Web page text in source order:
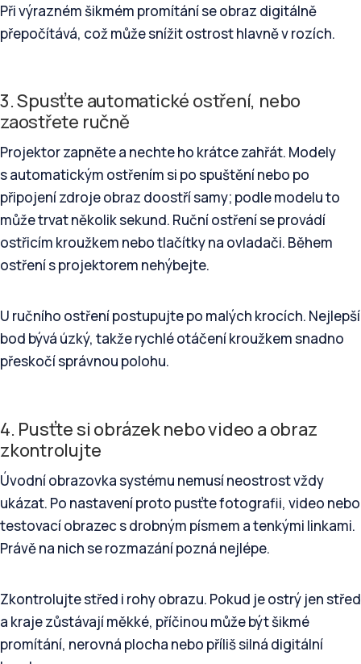
Při výrazném šikmém promítání se obraz digitálně
přepočítává, což může snížit ostrost hlavně v rozích.
3. Spusťte automatické ostření, nebo
zaostřete ručně
Projektor zapněte a nechte ho krátce zahřát. Modely
s automatickým ostřením si po spuštění nebo po
připojení zdroje obraz doostří samy; podle modelu to
může trvat několik sekund. Ruční ostření se provádí
ostřicím kroužkem nebo tlačítky na ovladači. Během
ostření s projektorem nehýbejte.
U ručního ostření postupujte po malých krocích. Nejlepší
bod bývá úzký, takže rychlé otáčení kroužkem snadno
přeskočí správnou polohu.
4. Pusťte si obrázek nebo video a obraz
zkontrolujte
Úvodní obrazovka systému nemusí neostrost vždy
ukázat. Po nastavení proto pusťte fotografii, video nebo
testovací obrazec s drobným písmem a tenkými linkami.
Právě na nich se rozmazání pozná nejlépe.
Zkontrolujte střed i rohy obrazu. Pokud je ostrý jen střed
a kraje zůstávají měkké, příčinou může být šikmé
promítání, nerovná plocha nebo příliš silná digitální